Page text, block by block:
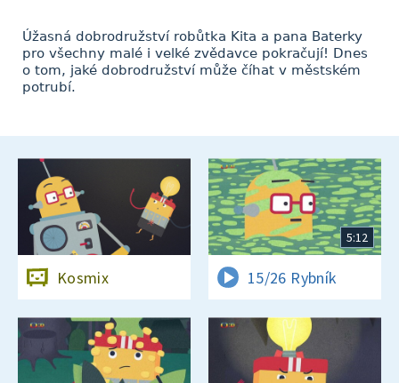
Úžasná dobrodružství robůtka Kita a pana Baterky
pro všechny malé i velké zvědavce pokračují! Dnes
o tom, jaké dobrodružství může číhat v městském
potrubí.
Kosmix
5:12
15/26 Rybník